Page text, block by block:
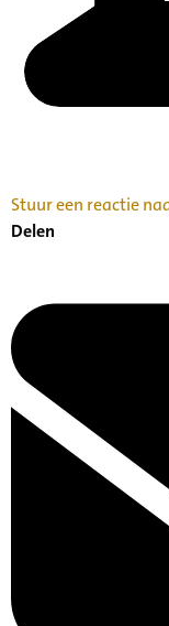
Stuur een reactie
Delen